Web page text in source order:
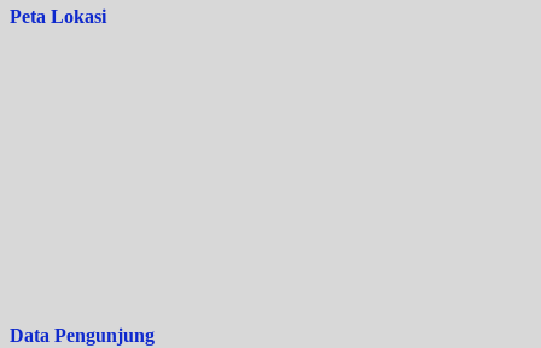
Peta Lokasi
Data Pengunjung